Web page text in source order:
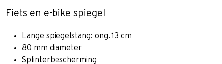
Fiets en e-bike spiegel
Lange spiegelstang: ong. 13 cm
80 mm diameter
Splinterbescherming